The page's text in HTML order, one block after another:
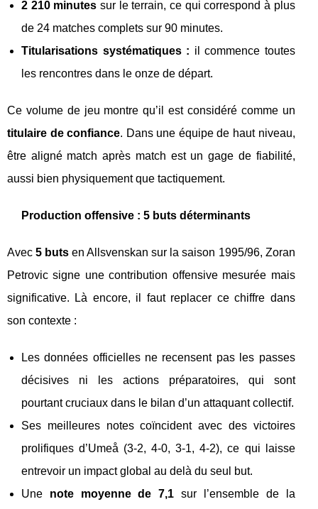
2 210 minutes sur le terrain, ce qui correspond à plus
de 24 matches complets sur 90 minutes.
Titularisations systématiques : il commence toutes
les rencontres dans le onze de départ.
Ce volume de jeu montre qu’il est considéré comme un
titulaire de confiance. Dans une équipe de haut niveau,
être aligné match après match est un gage de fiabilité,
aussi bien physiquement que tactiquement.
Production offensive : 5 buts déterminants
Avec5 buts en Allsvenskan sur la saison 1995/96, Zoran
Petrovic signe une contribution offensive mesurée mais
significative. Là encore, il faut replacer ce chiffre dans
son contexte :
Les données officielles ne recensent pas les passes
décisives ni les actions préparatoires, qui sont
pourtant cruciaux dans le bilan d’un attaquant collectif.
Ses meilleures notes coïncident avec des victoires
prolifiques d’Umeå (3-2, 4-0, 3-1, 4-2), ce qui laisse
entrevoir un impact global au delà du seul but.
Une note moyenne de 7,1 sur l’ensemble de la